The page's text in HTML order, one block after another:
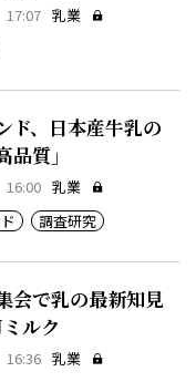
乳業
ド、日本産牛乳の
品質」
乳業
調査研究
会で乳の最新知見
ルク
乳業